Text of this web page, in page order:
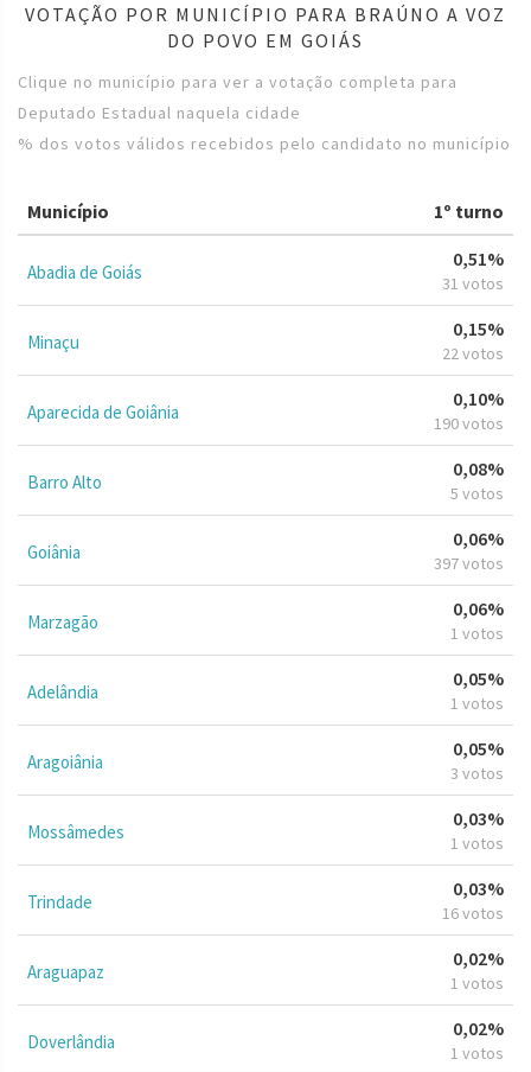
VOTAÇÃO POR MUNICÍPIO PARA BRAÚNO A VOZ
DO POVO EM GOIÁS
Clique no município para ver a votação completa para
Deputado Estadual naquela cidade
% dos votos válidos recebidos pelo candidato no município
Município 1º turno
Abadia de Goiás
0,51%
31 votos
Minaçu
0,15%
22 votos
Aparecida de Goiânia
0,10%
190 votos
Barro Alto
0,08%
5 votos
Goiânia
0,06%
397 votos
Marzagão
0,06%
1 votos
Adelândia
0,05%
1 votos
Aragoiânia
0,05%
3 votos
Mossâmedes
0,03%
1 votos
Trindade
0,03%
16 votos
Araguapaz
0,02%
1 votos
Doverlândia
0,02%
1 votos